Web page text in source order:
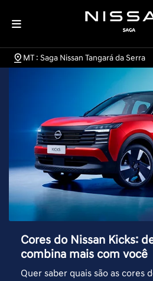
MT : Saga Nissan Tangará da Serra
Cores do Nissan Kicks:
combina mais com você
Quer saber quais são as cores